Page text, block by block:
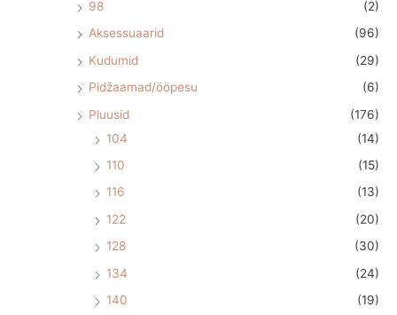
98
(2)
Aksessuaarid
(96)
Kudumid
(29)
Pidžaamad/ööpesu
(6)
Pluusid
(176)
104
(14)
110
(15)
116
(13)
122
(20)
128
(30)
134
(24)
140
(19)